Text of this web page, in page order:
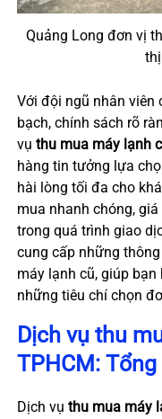
Quảng Long đơn vị
Với đội ngũ nhân viên
bạch, chính sách rõ
vụ thu mua máy lạnh
hàng tin tưởng lựa
hài lòng tối đa cho
mua nhanh chóng,
trong quá trình giao
cung cấp những
máy lạnh cũ, giúp bạn
những tiêu chí chọn
Dịch vụ thu
TPHCM:
Dịch vụ thu mua máy